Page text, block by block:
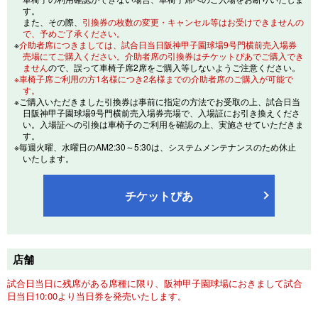
す。
また、その際、 引換券の枚数の変更・キャンセル等はお受けできませんの
で、予めご了承ください。
※介助者席につきましては、試合日当日阪神甲子園球場9号門横前売入場券
売場にてご購入ください。介助者席の引換券はチケットぴあでご購入でき
ませんので、誤って車椅子席2席をご購入等しないようご注意ください。
※車椅子席ご利用の方1名様につき2名様までの介助者席のご購入が可能で
す。
※ご購入いただきました引換券は事前に指定の方法でお受取の上、試合日当
日阪神甲子園球場9号門横前売入場券売場で、入場証にお引き換えくださ
い。入場証への引換は車椅子のご利用を確認の上、実施させていただきま
す。
※毎週火曜、水曜日のAM2:30～5:30は、システムメンテナンスのため休止
いたします。
チケットぴあ
店舗
試合日当日に残席がある席種に限り、阪神甲子園球場におきまして試合
日当日10:00より当日券を発売いたします。